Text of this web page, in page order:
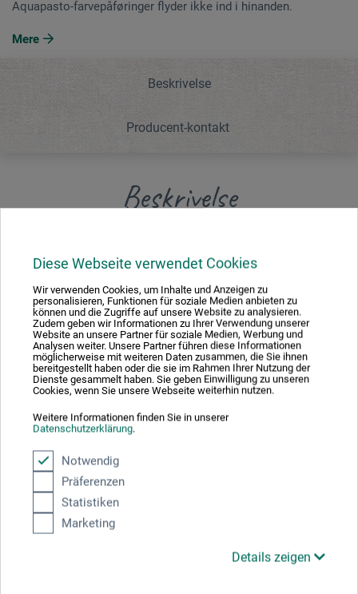
Diese Webseite verwendet Cookies
Wir verwenden Cookies, um Inhalte und Anzeigen zu
personalisieren, Funktionen für soziale Medien anbieten zu
können und die Zugriffe auf unsere Website zu analysieren.
Zudem geben wir Informationen zu Ihrer Verwendung unserer
Website an unsere Partner für soziale Medien, Werbung und
Analysen weiter. Unsere Partner führen diese Informationen
möglicherweise mit weiteren Daten zusammen, die Sie ihnen
bereitgestellt haben oder die sie im Rahmen Ihrer Nutzung der
Dienste gesammelt haben. Sie geben Einwilligung zu unseren
Cookies, wenn Sie unsere Webseite weiterhin nutzen.
Weitere Informationen finden Sie in unserer
Datenschutzerklärung.
Notwendig
Präferenzen
Statistiken
Marketing
Details zeigen
Aquapasto-farvepåføringer flyder ikke ind i hinanden.
Mere
Beskrivelse
Producent-kontakt
Beskrivelse
akvarelfarver og gouache og giver dem mere struktur.
Aquapasto-farvepåføringer flyder ikke ind i hinanden.
Producent-kontakt
Her finder du producentens kontaktoplysninger for dette
Colart Northern Europe GmbH
Gutenbergstr. 4
63477 Maintal